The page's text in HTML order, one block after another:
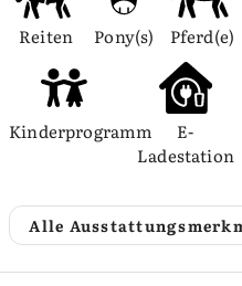
Reiten Pony(s) Pferd(e)
Kinderprogramm
E-
Ladestation
Alle